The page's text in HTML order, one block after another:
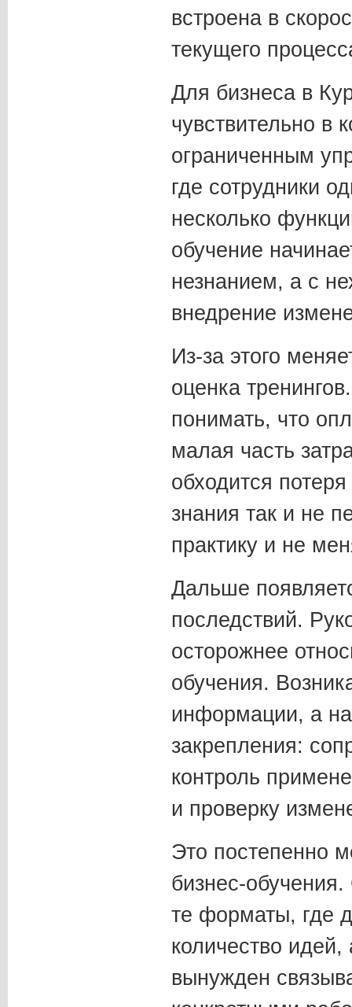
встроена в
текущего
Для бизнеса в
чувствительно в
ограниченным
где сотрудники
несколько
обучение
незнанием, а с
внедрение
Из-за этого
оценка
понимать, что
малая часть
обходится
знания так и не
практику и не
Дальше
последствий.
осторожнее
обучения.
информации, а
закрепления:
контроль
и проверку
Это постепенно
бизнес-
те форматы, где
количество идей,
вынужден